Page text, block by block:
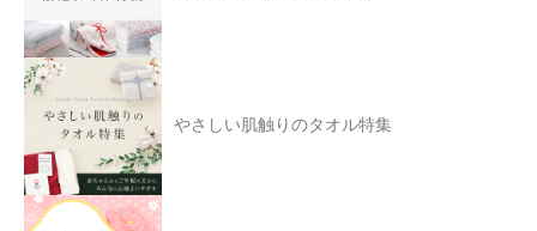
やさしい肌触りのタオル特集